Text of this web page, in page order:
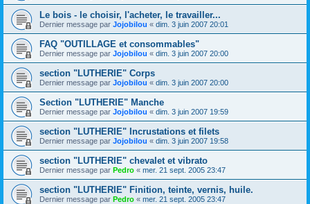
Le bois - le choisir, l'acheter, le travailler...
Dernier message par Jojobilou « dim. 3 juin 2007 20:01
FAQ "OUTILLAGE et consommables"
Dernier message par Jojobilou « dim. 3 juin 2007 20:00
section "LUTHERIE" Corps
Dernier message par Jojobilou « dim. 3 juin 2007 20:00
Section "LUTHERIE" Manche
Dernier message par Jojobilou « dim. 3 juin 2007 19:59
section "LUTHERIE" Incrustations et filets
Dernier message par Jojobilou « dim. 3 juin 2007 19:58
section "LUTHERIE" chevalet et vibrato
Dernier message par Pedro « mer. 21 sept. 2005 23:47
section "LUTHERIE" Finition, teinte, vernis, huile.
Dernier message par Pedro « mer. 21 sept. 2005 23:47